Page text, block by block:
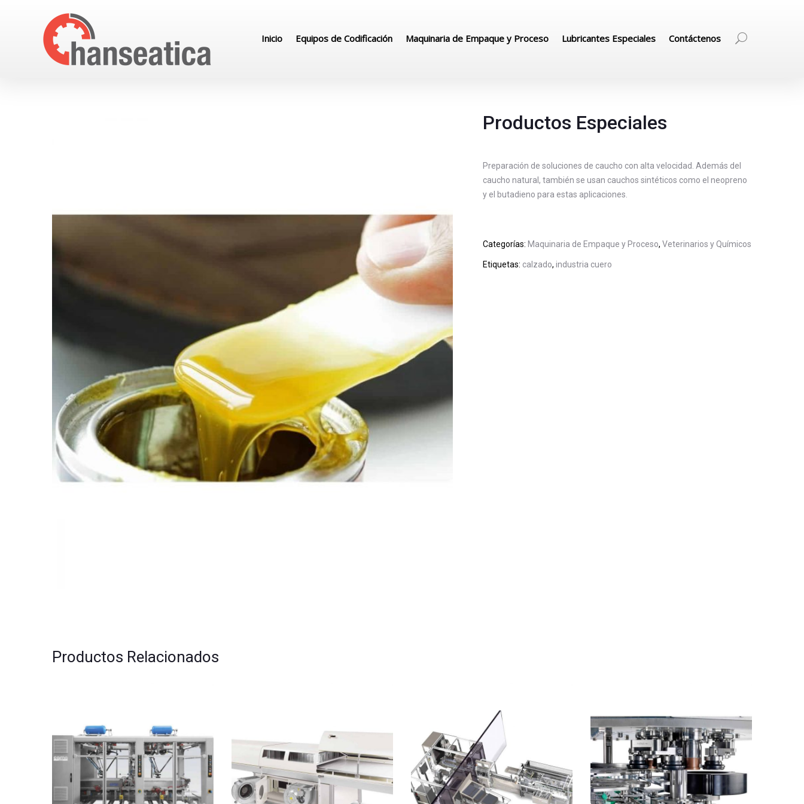
HANSEATICA
Inicio Equipos de Codificación Maquinaria de Empaque y Proceso Lubricantes Especiales Contáctenos
Productos Especiales
Preparación de soluciones de caucho con alta velocidad. Además del
caucho natural, también se usan cauchos sintéticos como el neopreno
y el butadieno para estas aplicaciones.
Categorías: Maquinaria de Empaque y Proceso, Veterinarios y Químicos
Etiquetas: calzado, industria cuero
Productos Relacionados